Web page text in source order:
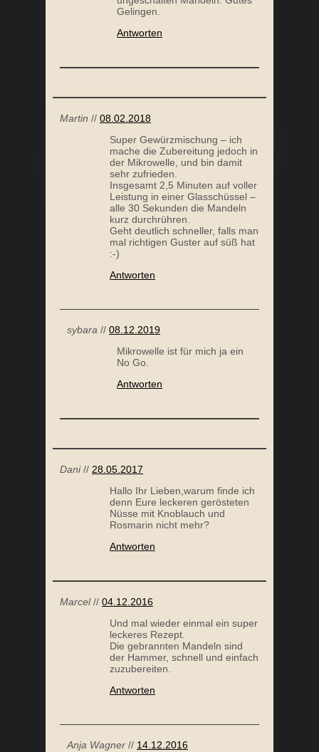
Gelingen.
Antworten
Martin // 08.02.2018
Super Gewürzmischung – ich
mache die Zubereitung jedoch in
der Mikrowelle, und bin damit
sehr zufrieden.
Insgesamt 2,5 Minuten auf voller
Leistung in einer Glasschüssel –
alle 30 Sekunden die Mandeln
kurz durchrühren.
Geht deutlich schneller, falls man
mal richtigen Guster auf süß hat
:-)
Antworten
sybara // 08.12.2019
Mikrowelle ist für mich ja ein
No Go.
Antworten
Dani// 28.05.2017
Hallo Ihr Lieben,warum finde ich
denn Eure leckeren gerösteten
Nüsse mit Knoblauch und
Rosmarin nicht mehr?
Antworten
Marcel// 04.12.2016
Und mal wieder einmal ein super
leckeres Rezept.
Die gebrannten Mandeln sind
der Hammer, schnell und einfach
zuzubereiten.
Antworten
Anja Wagner // 14.12.2016